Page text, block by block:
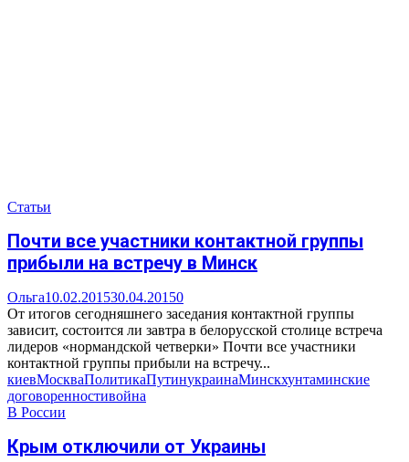
Статьи
Почти все участники контактной группы
прибыли на встречу в Минск
Ольга10.02.201530.04.20150
От итогов сегодняшнего заседания контактной группы
зависит, состоится ли завтра в белорусской столице встреча
лидеров «нормандской четверки» Почти все участники
контактной группы прибыли на встречу...
киевМоскваПолитикаПутинукраинаМинскхунтаминские
договоренностивойна
В России
Крым отключили от Украины